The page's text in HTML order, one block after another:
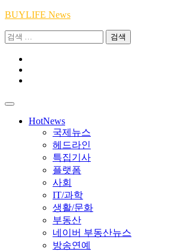
Skip
content
BUYLIFE News
검
HotNews
국제뉴스
헤드라인
특집기사
플랫폼
사회
IT/과학
생활/문화
부동산
네이버 부동산뉴스
방송연예